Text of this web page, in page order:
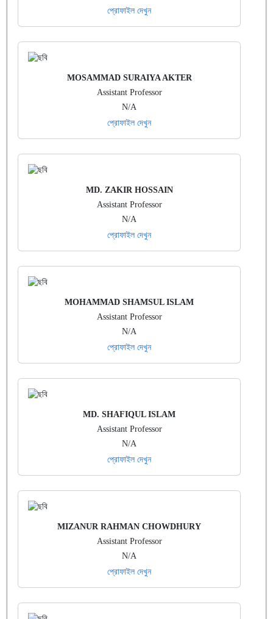
প্রোফাইল দেখুন
MOSAMMAD SURAIYA AKTER
Assistant Professor
N/A
প্রোফাইল দেখুন
MD. ZAKIR HOSSAIN
Assistant Professor
N/A
প্রোফাইল দেখুন
MOHAMMAD SHAMSUL ISLAM
Assistant Professor
N/A
প্রোফাইল দেখুন
MD. SHAFIQUL ISLAM
Assistant Professor
N/A
প্রোফাইল দেখুন
MIZANUR RAHMAN CHOWDHURY
Assistant Professor
N/A
প্রোফাইল দেখুন